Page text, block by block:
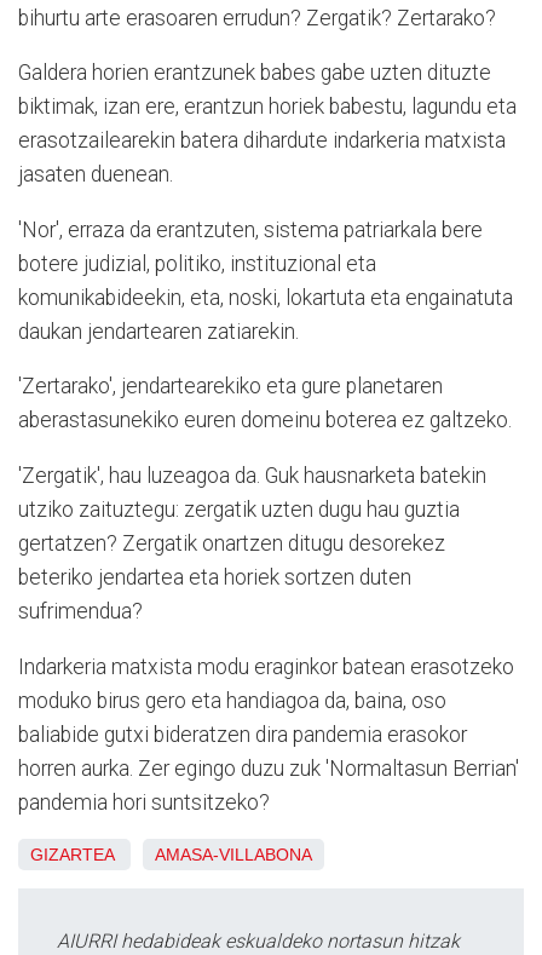
bihurtu arte erasoaren errudun? Zergatik? Zertarako?
Galdera horien erantzunek babes gabe uzten dituzte
biktimak, izan ere, erantzun horiek babestu, lagundu eta
erasotzailearekin batera dihardute indarkeria matxista
jasaten duenean.
'Nor', erraza da erantzuten, sistema patriarkala bere
botere judizial, politiko, instituzional eta
komunikabideekin, eta, noski, lokartuta eta engainatuta
daukan jendartearen zatiarekin.
'Zertarako', jendartearekiko eta gure planetaren
aberastasunekiko euren domeinu boterea ez galtzeko.
'Zergatik', hau luzeagoa da. Guk hausnarketa batekin
utziko zaituztegu: zergatik uzten dugu hau guztia
gertatzen? Zergatik onartzen ditugu desorekez
beteriko jendartea eta horiek sortzen duten
sufrimendua?
Indarkeria matxista modu eraginkor batean erasotzeko
moduko birus gero eta handiagoa da, baina, oso
baliabide gutxi bideratzen dira pandemia erasokor
horren aurka. Zer egingo duzu zuk 'Normaltasun Berrian'
pandemia hori suntsitzeko?
GIZARTEA AMASA-VILLABONA
AIURRI hedabideak eskualdeko nortasun hitzak